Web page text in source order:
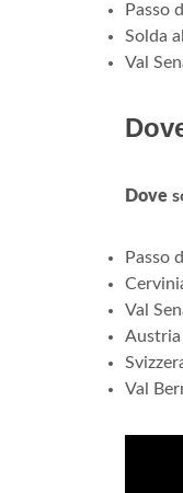
Passo
Solda
Val
Dove
Passo
Val
Austria
Val